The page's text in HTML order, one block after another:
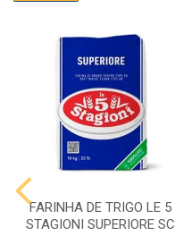
FARINHA DE TRIGO LE 5
STAGIONI SUPERIORE SC